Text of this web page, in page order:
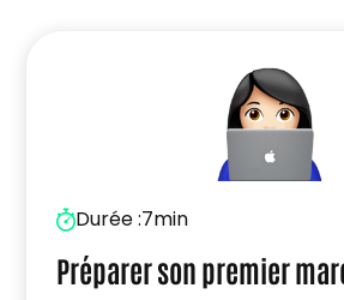
Durée :7min
Préparer son premier